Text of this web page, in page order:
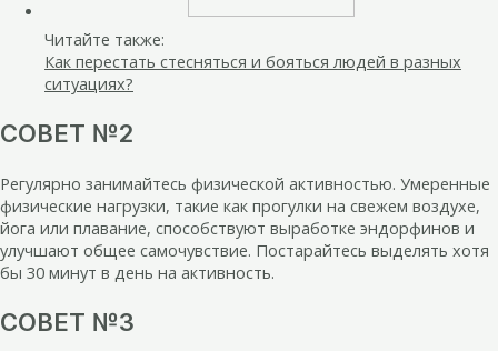
Читайте также:
Как перестать стесняться и бояться людей в разных
ситуациях?
СОВЕТ №2
Регулярно занимайтесь физической активностью. Умеренные
физические нагрузки, такие как прогулки на свежем воздухе,
йога или плавание, способствуют выработке эндорфинов и
улучшают общее самочувствие. Постарайтесь выделять хотя
бы 30 минут в день на активность.
СОВЕТ №3